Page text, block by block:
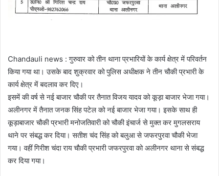
Chandauli news : गुरुवार को तीन थाना प्रभारियों के कार्य क्षेत्र में परिवर्तन
किया गया था। उसके बाद शुक्रवार को पुलिस अधीक्षक ने तीन चौकी प्रभारी के
कार्य क्षेत्र में बदलाव कर दिए।
इसमें की वर्ष से नई बाजार चौकी पर तैनात विजय यादव को कूड़ा बाजार भेजा गया।
अलीनगर में तैनात जनक सिंह पटेल को नई बाजार भेजा गया। इसके साथ ही
कूड़ाबाजार चौकी प्रभारी मनोजतिवारी को चौकी इंचार्ज से मुक्त कर मुगलसराय
थाने पर संबद्ध कर दिया। सतीश चंद सिंह को बलुआ से जफरपुरवा चौकी भेजा
गया। वहीं गिरीश चंदा राय चौकी प्रभारी जफरपुरवा को अलीनगर थाना से संबद्ध
कर दिया गया।